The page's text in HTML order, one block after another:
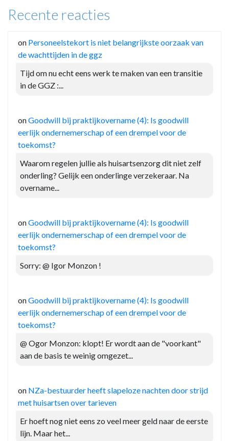
Recente reacties
on Personeelstekort is niet belangrijkste oorzaak van
de wachttijden in de ggz
Tijd om nu echt eens werk te maken van een transitie
in de GGZ :...
onGoodwill bij praktijkovername (4): Is goodwill
eerlijk ondernemerschap of een drempel voor de
toekomst?
Waarom regelen jullie als huisartsenzorg dit niet zelf
onderling? Gelijk een onderlinge verzekeraar. Na
overname...
onGoodwill bij praktijkovername (4): Is goodwill
eerlijk ondernemerschap of een drempel voor de
toekomst?
Sorry: @ Igor Monzon !
onGoodwill bij praktijkovername (4): Is goodwill
eerlijk ondernemerschap of een drempel voor de
toekomst?
@ Ogor Monzon: klopt! Er wordt aan de "voorkant"
aan de basis te weinig omgezet...
on NZa-bestuurder heeft slapeloze nachten door strijd
met huisartsen over tarieven
Er hoeft nog niet eens zo veel meer geld naar de eerste
lijn. Maar het...